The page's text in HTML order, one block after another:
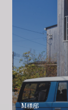
M様邸